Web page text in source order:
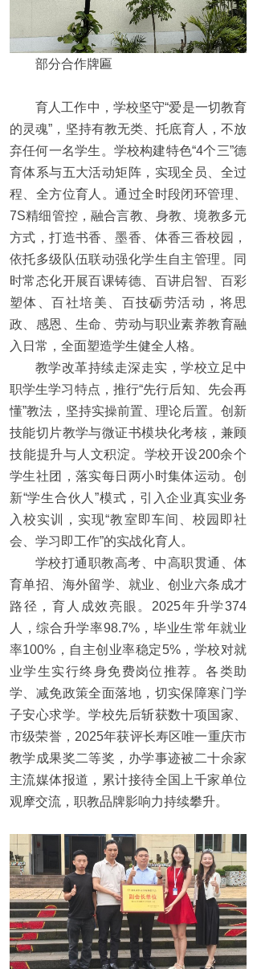
部分合作牌匾
育人工作中，学校坚守“爱是一切教育
的灵魂”，坚持有教无类、托底育人，不放
弃任何一名学生。学校构建特色“4个三”德
育体系与五大活动矩阵，实现全员、全过
程、全方位育人。通过全时段闭环管理、
7S精细管控，融合言教、身教、境教多元
方式，打造书香、墨香、体香三香校园，
依托多级队伍联动强化学生自主管理。同
时常态化开展百课铸德、百讲启智、百彩
塑体、百社培美、百技砺劳活动，将思
政、感恩、生命、劳动与职业素养教育融
入日常，全面塑造学生健全人格。
教学改革持续走深走实，学校立足中
职学生学习特点，推行“先行后知、先会再
懂”教法，坚持实操前置、理论后置。创新
技能切片教学与微证书模块化考核，兼顾
技能提升与人文积淀。学校开设200余个
学生社团，落实每日两小时集体运动。创
新“学生合伙人”模式，引入企业真实业务
入校实训，实现“教室即车间、校园即社
会、学习即工作”的实战化育人。
学校打通职教高考、中高职贯通、体
育单招、海外留学、就业、创业六条成才
路径，育人成效亮眼。2025年升学374
人，综合升学率98.7%，毕业生常年就业
率100%，自主创业率稳定5%，学校对就
业学生实行终身免费岗位推荐。各类助
学、减免政策全面落地，切实保障寒门学
子安心求学。学校先后斩获数十项国家、
市级荣誉，2025年获评长寿区唯一重庆市
教学成果奖二等奖，办学事迹被二十余家
主流媒体报道，累计接待全国上千家单位
观摩交流，职教品牌影响力持续攀升。